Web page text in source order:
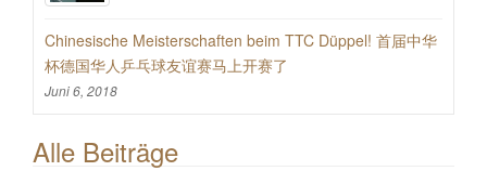
Chinesische Meisterschaften beim TTC Düppel! 首届中华
杯德国华人乒乓球友谊赛马上开赛了
Juni 6, 2018
Alle Beiträge